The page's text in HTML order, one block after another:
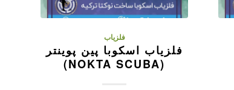
فلزیاب
فلزیاب اسکوبا پین پوینتر
(NOKTA SCUBA)